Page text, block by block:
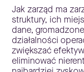
Jak zarząd ma
struktury, ich
dane,
działalności
zwiększać
eliminować